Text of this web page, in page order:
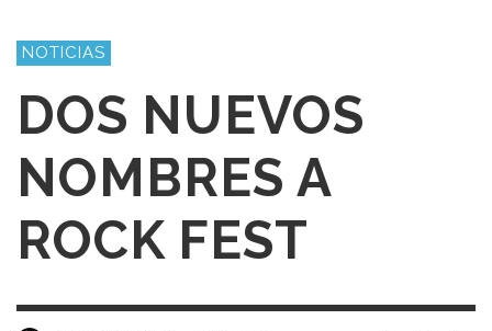
NOTICIAS
DOS NUEVOS
NOMBRES A
ROCK FEST